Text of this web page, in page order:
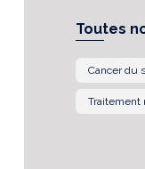
Toutes
Cancer du
Traitement